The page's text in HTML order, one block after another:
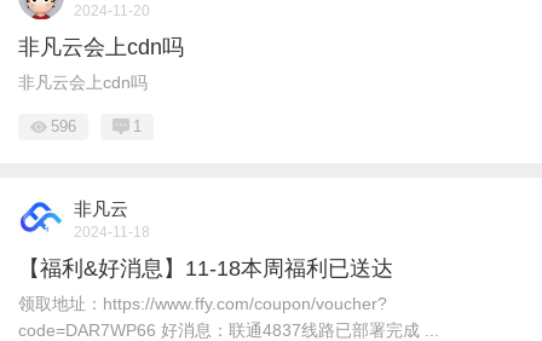
2024-11-20
非凡云会上cdn吗
非凡云会上cdn吗
596 1
非凡云
2024-11-18
【福利&好消息】11-18本周福利已送达
领取地址：https://www.ffy.com/coupon/voucher?
code=DAR7WP66 好消息：联通4837线路已部署完成 ...